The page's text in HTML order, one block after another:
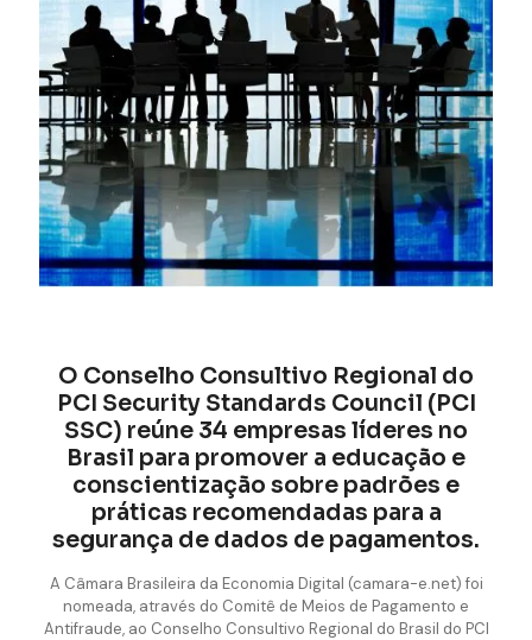
O Conselho Consultivo Regional do
PCI Security Standards Council (PCI
SSC) reúne 34 empresas líderes no
Brasil para promover a educação e
conscientização sobre padrões e
práticas recomendadas para a
segurança de dados de pagamentos.
A Câmara Brasileira da Economia Digital (camara-e.net) foi
nomeada, através do Comitê de Meios de Pagamento e
Antifraude, ao Conselho Consultivo Regional do Brasil do PCI